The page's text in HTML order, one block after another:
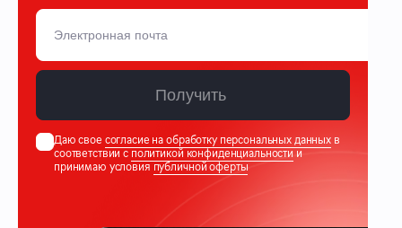
Получить
Даю свое согласие на обработку персональных данных в
соответствии сполитикой конфиденциальностии
принимаю условияпубличной оферты